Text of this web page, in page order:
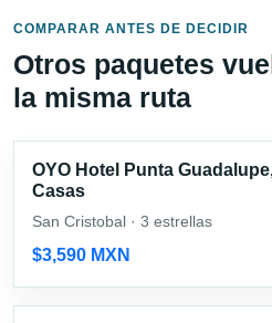
COMPARAR ANTES DE DECIDIR
Otros paquetes
la misma ruta
OYO Hotel Punta
Casas
San Cristobal · 3 estrellas
$3,590 MXN